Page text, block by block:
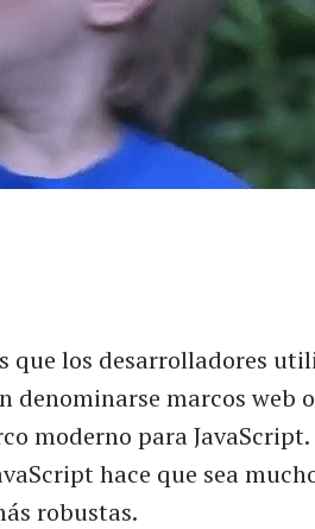
que los desarrolladores
denominarse marcos web
moderno para
hace que sea
robustas.